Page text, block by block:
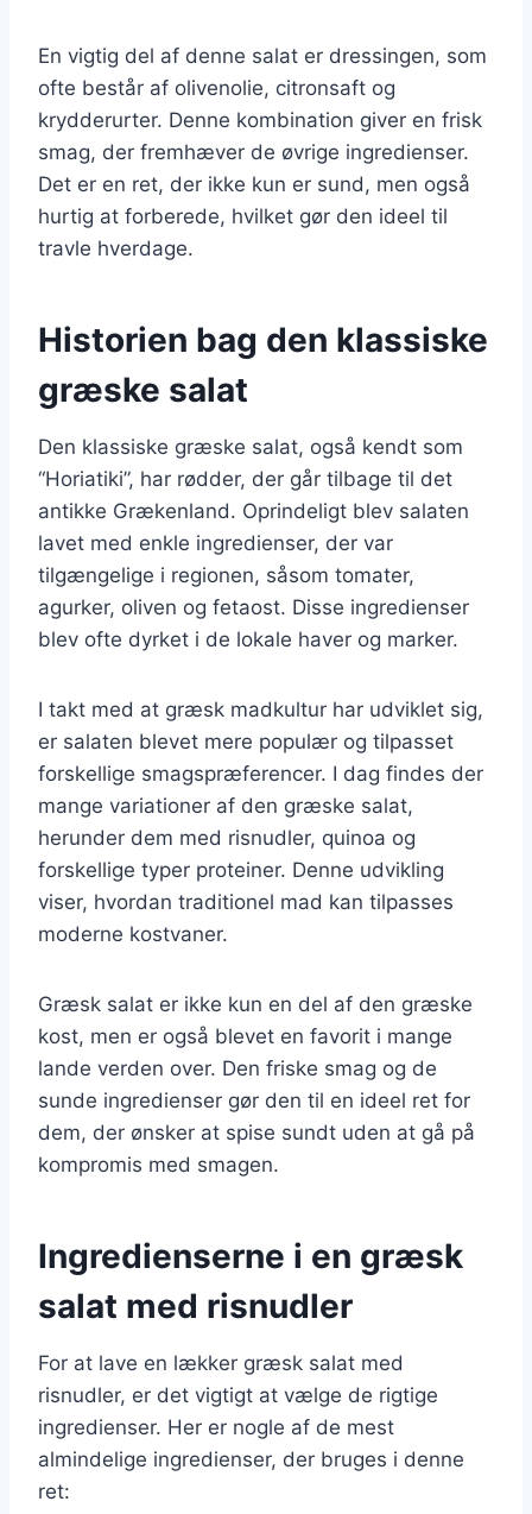
En vigtig del af denne salat er dressingen, som
ofte består af olivenolie, citronsaft og
krydderurter. Denne kombination giver en frisk
smag, der fremhæver de øvrige ingredienser.
Det er en ret, der ikke kun er sund, men også
hurtig at forberede, hvilket gør den ideel til
travle hverdage.
Historien bag den klassiske
græske salat
Den klassiske græske salat, også kendt som
“Horiatiki”, har rødder, der går tilbage til det
antikke Grækenland. Oprindeligt blev salaten
lavet med enkle ingredienser, der var
tilgængelige i regionen, såsom tomater,
agurker, oliven og fetaost. Disse ingredienser
blev ofte dyrket i de lokale haver og marker.
I takt med at græsk madkultur har udviklet sig,
er salaten blevet mere populær og tilpasset
forskellige smagspræferencer. I dag findes der
mange variationer af den græske salat,
herunder dem med risnudler, quinoa og
forskellige typer proteiner. Denne udvikling
viser, hvordan traditionel mad kan tilpasses
moderne kostvaner.
Græsk salat er ikke kun en del af den græske
kost, men er også blevet en favorit i mange
lande verden over. Den friske smag og de
sunde ingredienser gør den til en ideel ret for
dem, der ønsker at spise sundt uden at gå på
kompromis med smagen.
Ingredienserne i en græsk
salat med risnudler
For at lave en lækker græsk salat med
risnudler, er det vigtigt at vælge de rigtige
ingredienser. Her er nogle af de mest
almindelige ingredienser, der bruges i denne
ret: